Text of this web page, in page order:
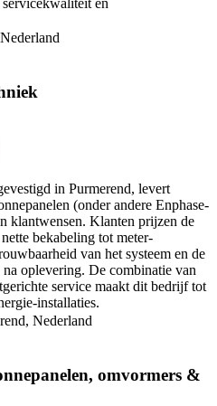
en
in Purmerend, levert
(onder andere Enphase-
klantwensen. Klanten prijzen de
bekabeling tot meter-
van het systeem en de
oplevering. De combinatie van
service maakt dit bedrijf tot
installaties.
Nederland
omvormers &